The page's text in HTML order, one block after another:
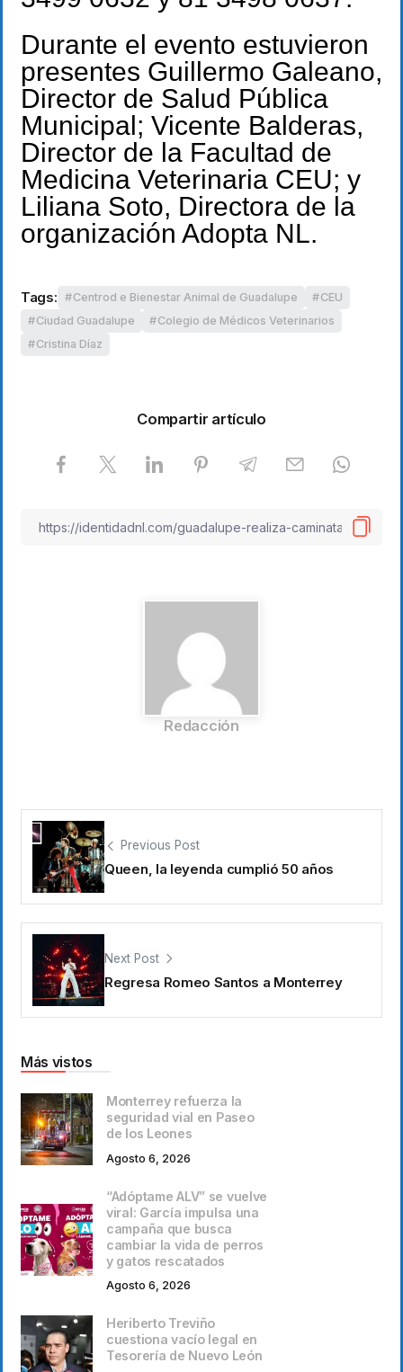
Durante el evento estuvieron
presentes Guillermo Galeano,
Director de Salud Pública
Municipal; Vicente Balderas,
Director de la Facultad de
Medicina Veterinaria CEU; y
Liliana Soto, Directora de la
organización Adopta NL.
Tags: Centrod e Bienestar Animal de Guadalupe
CEU
Ciudad Guadalupe
Colegio de Médicos Veterinarios
Cristina Díaz
Compartir artículo
Redacción
Previous Post
Queen, la leyenda cumplió 50 años
Next Post
Regresa Romeo Santos a Monterrey
Más vistos
Monterrey refuerza la
seguridad vial en Paseo
de los Leones
Agosto 6, 2026
“Adóptame ALV” se vuelve
viral: García impulsa una
campaña que busca
cambiar la vida de perros
y gatos rescatados
Agosto 6, 2026
Heriberto Treviño
cuestiona vacío legal en
Tesorería de Nuevo León